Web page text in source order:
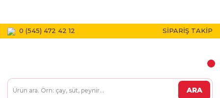
0 (545) 472 42 12 SİPARİŞ TAKİP
ARA